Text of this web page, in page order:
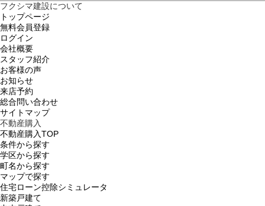
フクシマ建設について
トップページ
無料会員登録
ログイン
会社概要
スタッフ紹介
お客様の声
お知らせ
来店予約
総合問い合わせ
サイトマップ
不動産購入
不動産購入TOP
条件から探す
学区から探す
町名から探す
マップで探す
住宅ローン控除シミュレータ
新築戸建て